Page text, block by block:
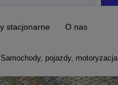
stacjonarne O nas
pojazdy, motoryzacja